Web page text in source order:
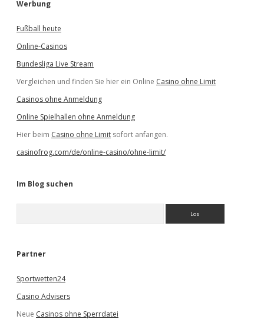
Werbung
Fußball heute
Online-Casinos
Bundesliga Live Stream
Vergleichen und finden Sie hier ein Online Casino ohne Limit
Casinos ohne Anmeldung
Online Spielhallen ohne Anmeldung
Hier beim Casino ohne Limit sofort anfangen.
casinofrog.com/de/online-casino/ohne-limit/
Im Blog suchen
e
Partner
Sportwetten24
Casino Advisers
Neue Casinos ohne Sperrdatei